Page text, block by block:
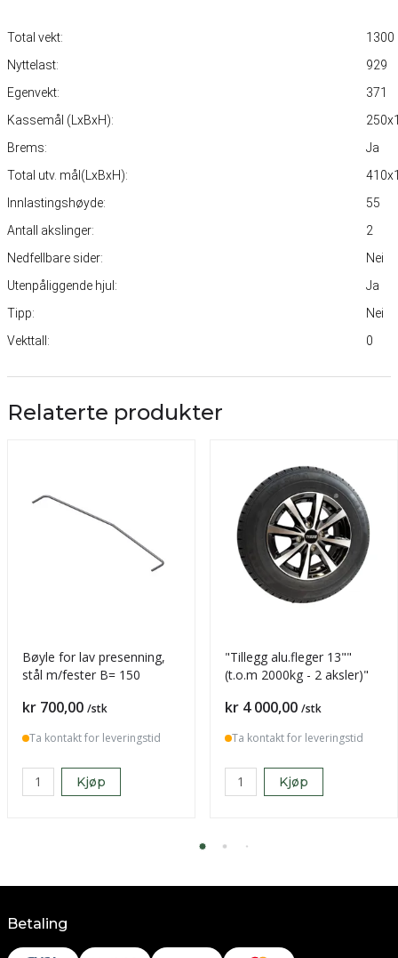
Total vekt:
1300
Nyttelast:
929
Egenvekt:
371
Kassemål (LxBxH):
Brems:
Ja
Total utv. mål(LxBxH):
Innlastingshøyde:
55
Antall akslinger:
2
Nedfellbare sider:
Nei
Utenpåliggende hjul:
Ja
Tipp:
Nei
Vekttall:
0
Relaterte produkter
Bøyle for lav presenning,
stål m/fester B= 150
Pris
kr 700,00 /stk
Ta kontakt for leveringstid
Kjøp
"Tillegg alu.fleger 13""
(t.o.m 2000kg - 2 aksler)"
Pris
kr 4 000,00 /stk
Ta kontakt for leveringstid
Kjøp
Betaling